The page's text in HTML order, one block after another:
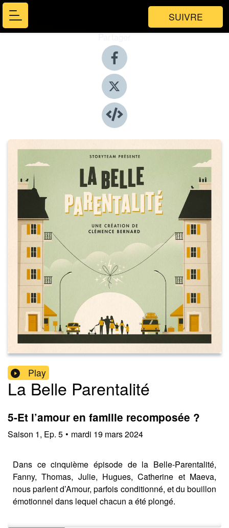
SUIVRE
Partager
Play
La Belle Parentalité
5-Et l’amour en famille recomposée ?
Saison 1, Ep. 5 • mardi 19 mars 2024
Dans ce cinquième épisode de la Belle-Parentalité,
Fanny, Thomas, Julie, Hugues, Catherine et Maeva,
nous parlent d’Amour, parfois conditionné, et du bouillon
émotionnel dans lequel chacun a été plongé.